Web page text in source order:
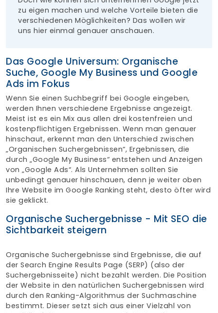
zu eigen machen und welche Vorteile bieten die
verschiedenen Möglichkeiten? Das wollen wir
uns hier einmal genauer anschauen.
Das Google Universum: Organische
Suche, Google My Business und Google
Ads im Fokus
Wenn Sie einen Suchbegriff bei Google eingeben,
werden Ihnen verschiedene Ergebnisse angezeigt.
Meist ist es ein Mix aus allen drei kostenfreien und
kostenpflichtigen Ergebnissen. Wenn man genauer
hinschaut, erkennt man den Unterschied zwischen
„Organischen Suchergebnissen“, Ergebnissen, die
durch „Google My Business“ entstehen und Anzeigen
von „Google Ads“. Als Unternehmen sollten Sie
unbedingt genauer hinschauen, denn je weiter oben
Ihre Website im Google Ranking steht, desto öfter wird
sie geklickt.
Organische Suchergebnisse - Mit SEO die
Sichtbarkeit steigern
Organische Suchergebnisse sind Ergebnisse, die auf
der Search Engine Results Page (SERP) (also der
Suchergebnisseite) nicht bezahlt werden. Die Position
der Website in den natürlichen Suchergebnissen wird
durch den Ranking-Algorithmus der Suchmaschine
bestimmt. Dieser setzt sich aus einer Vielzahl von